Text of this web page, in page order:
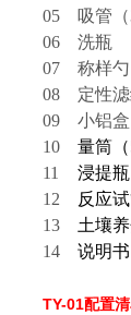
05
吸管（
06
洗瓶
07
称样勺
08
定性
09
小铝盒
10
量筒（
11
浸提瓶
12
反应
13
土壤
14
说明
TY-01配置